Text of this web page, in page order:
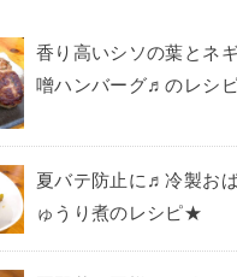
香り高いシソの葉とネ
噌ハンバーグ♬のレシ
夏バテ防止に♬冷製お
ゅうり煮のレシピ★